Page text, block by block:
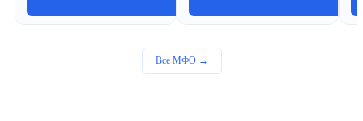
Все МФО →